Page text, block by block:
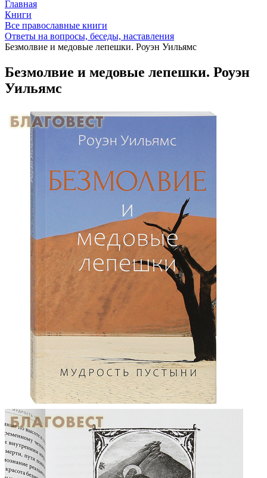
Главная
Книги
Все православные книги
Ответы на вопросы, беседы, наставления
Безмолвие и медовые лепешки. Роуэн Уильямс
Безмолвие и медовые лепешки. Роуэн
Уильямс